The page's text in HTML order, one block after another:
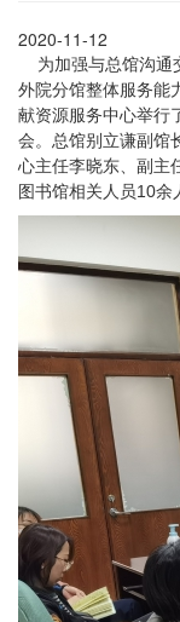
2020-11-12
为加强与总馆沟通
外院分馆整体服务能
献资源服务中心举行
会。总馆别立谦副馆
心主任李晓东、副主
图书馆相关人员10余